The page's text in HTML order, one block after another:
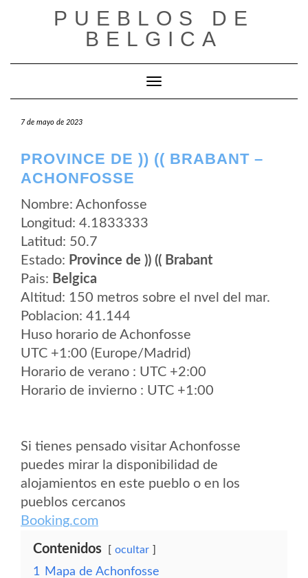
PUEBLOS DE
BELGICA
Cambiar modo de navegación
7 de mayo de 2023
PROVINCE DE )) (( BRABANT –
ACHONFOSSE
Nombre: Achonfosse
Longitud: 4.1833333
Latitud: 50.7
Estado: Province de )) (( Brabant
Pais: Belgica
Altitud: 150 metros sobre el nvel del mar.
Poblacion: 41.144
Huso horario de Achonfosse
UTC +1:00 (Europe/Madrid)
Horario de verano : UTC +2:00
Horario de invierno : UTC +1:00
Si tienes pensado visitar Achonfosse
puedes mirar la disponibilidad de
alojamientos en este pueblo o en los
pueblos cercanos
Booking.com
Contenidos ocultar
1
Mapa de Achonfosse